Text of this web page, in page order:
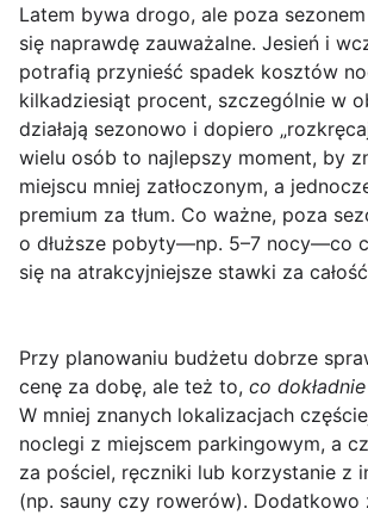
Latem bywa drogo, ale poza sezonem
się naprawdę zauważalne. Jesień i
potrafią przynieść spadek kosztów
kilkadziesiąt procent, szczególnie w
działają sezonowo i dopiero
wielu osób to najlepszy moment, by
miejscu mniej zatłoczonym, a
premium za tłum. Co ważne, poza
o dłuższe pobyty—np. 5–7 nocy—co
się na atrakcyjniejsze stawki za
Przy planowaniu budżetu dobrze
cenę za dobę, ale też to, co
W mniej znanych lokalizacjach
noclegi z miejscem parkingowym, a
za pościel, ręczniki lub korzystanie z
(np. sauny czy rowerów). Dodatkowo